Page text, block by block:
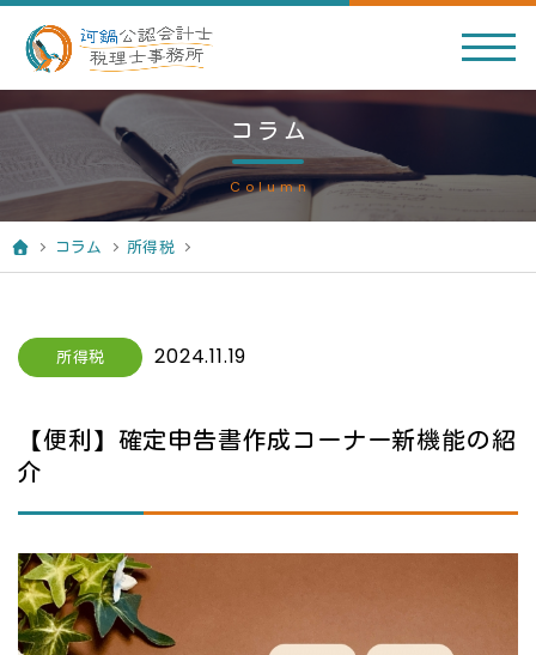
コラム
Column
コラム 所得税
所得税 2024.11.19
【便利】確定申告書作成コーナー新機能の紹
介